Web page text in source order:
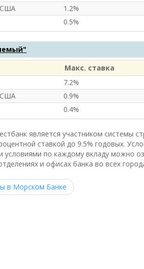
США 1.2%
0.5%
Макс. ставка
7.2%
США 0.9%
0.4%
является участником системы
ставкой до 9.5% годовых.
условиями по каждому вкладу можно
и офисах банка во всех
в Морском Банке